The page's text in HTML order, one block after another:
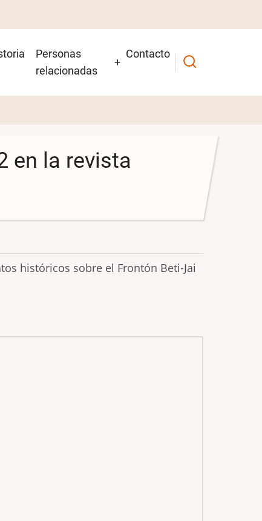
Personas
relacionadas
Contacto
en la revista
históricos sobre el Frontón Beti-Jai